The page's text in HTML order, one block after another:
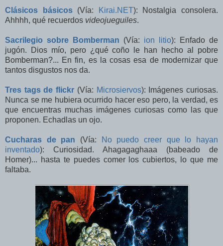
Clásicos básicos(Vía: Kirai.NET): Nostalgia consolera.
Ahhhh, qué recuerdos videojueguiles.
Sacrilegio sobre Bomberman (Vía: ion litio): Enfado de
jugón. Dios mío, pero ¿qué coño le han hecho al pobre
Bomberman?... En fin, es la cosas esa de modernizar que
tantos disgustos nos da.
Tres tags de flickr (Vía: Microsiervos): Imágenes curiosas.
Nunca se me hubiera ocurrido hacer eso pero, la verdad, es
que encuentras muchas imágenes curiosas como las que
proponen. Echadlas un ojo.
Cucharas de pan (Vía:
No puedo creer que lo hayan
inventado): Curiosidad. Ahagagaghaaa (babeado de
Homer)... hasta te puedes comer los cubiertos, lo que me
faltaba.